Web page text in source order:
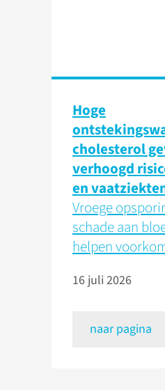
Hoge
cholesterol
verhoogd
en
Vroege
schade aan
helpen
16 juli 2026
naar pagina